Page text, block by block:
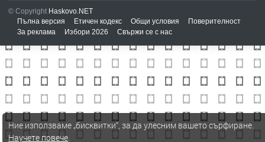
преди 16 часа
© Copyright Haskovo.NET
Пълна версия
Етичен кодекс Общи условия
Поверителност
За реклама
Избори 2026 Свържи се с нас
Ние използваме „бисквитки“, за да улесним вашето сърфиране.
Научете повече.